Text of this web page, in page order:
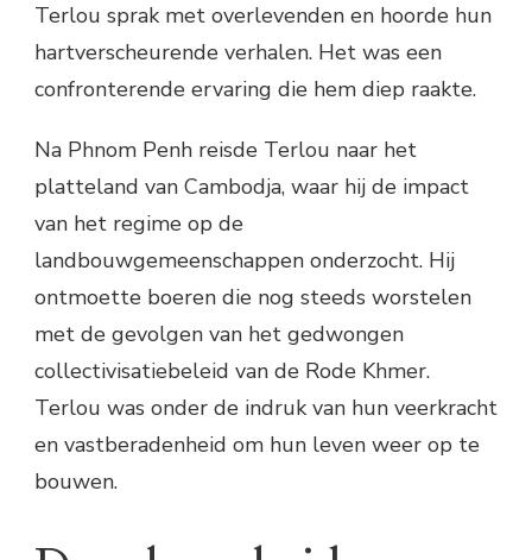
Terlou sprak met overlevenden en hoorde hun
hartverscheurende verhalen. Het was een
confronterende ervaring die hem diep raakte.
Na Phnom Penh reisde Terlou naar het
platteland van Cambodja, waar hij de impact
van het regime op de
landbouwgemeenschappen onderzocht. Hij
ontmoette boeren die nog steeds worstelen
met de gevolgen van het gedwongen
collectivisatiebeleid van de Rode Khmer.
Terlou was onder de indruk van hun veerkracht
en vastberadenheid om hun leven weer op te
bouwen.